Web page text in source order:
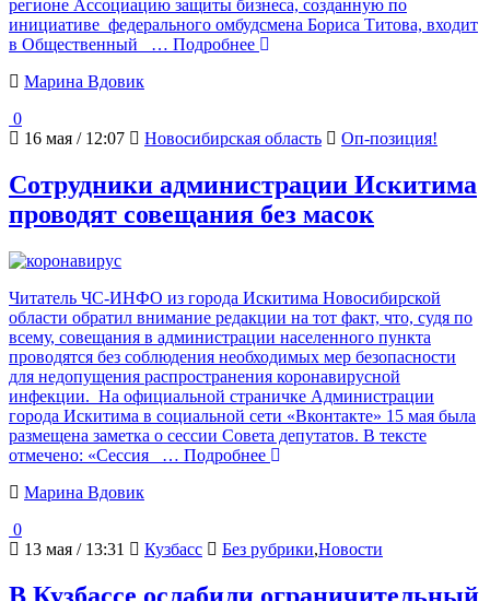
регионе Ассоциацию защиты бизнеса, созданную по
инициативе федерального омбудсмена Бориса Титова, входит
в Общественный
… Подробнее
Марина Вдовик
0
16 мая / 12:07
Новосибирская область Оп-позиция!
Сотрудники администрации Искитима
проводят совещания без масок
Читатель ЧС-ИНФО из города Искитима Новосибирской
области обратил внимание редакции на тот факт, что, судя по
всему, совещания в администрации населенного пункта
проводятся без соблюдения необходимых мер безопасности
для недопущения распространения коронавирусной
инфекции. На официальной страничке Администрации
города Искитима в социальной сети «Вконтакте» 15 мая была
размещена заметка о сессии Совета депутатов. В тексте
отмечено: «Сессия
… Подробнее
Марина Вдовик
0
13 мая / 13:31
Кузбасс Без рубрики,Новости